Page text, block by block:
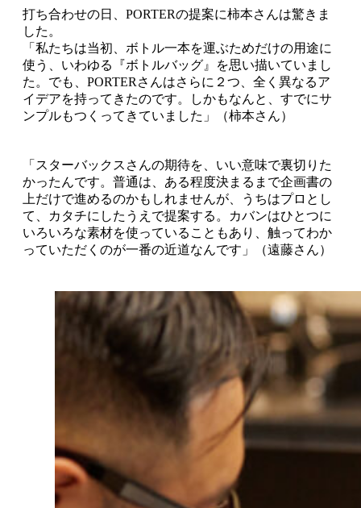
打ち合わせの日、PORTERの提案に柿本さんは驚きま
した。
「私たちは当初、ボトル一本を運ぶためだけの用途に
使う、いわゆる『ボトルバッグ』を思い描いていまし
た。でも、PORTERさんはさらに２つ、全く異なるア
イデアを持ってきたのです。しかもなんと、すでにサ
ンプルもつくってきていました」（柿本さん）
「スターバックスさんの期待を、いい意味で裏切りた
かったんです。普通は、ある程度決まるまで企画書の
上だけで進めるのかもしれませんが、うちはプロとし
て、カタチにしたうえで提案する。カバンはひとつに
いろいろな素材を使っていることもあり、触ってわか
っていただくのが一番の近道なんです」（遠藤さん）